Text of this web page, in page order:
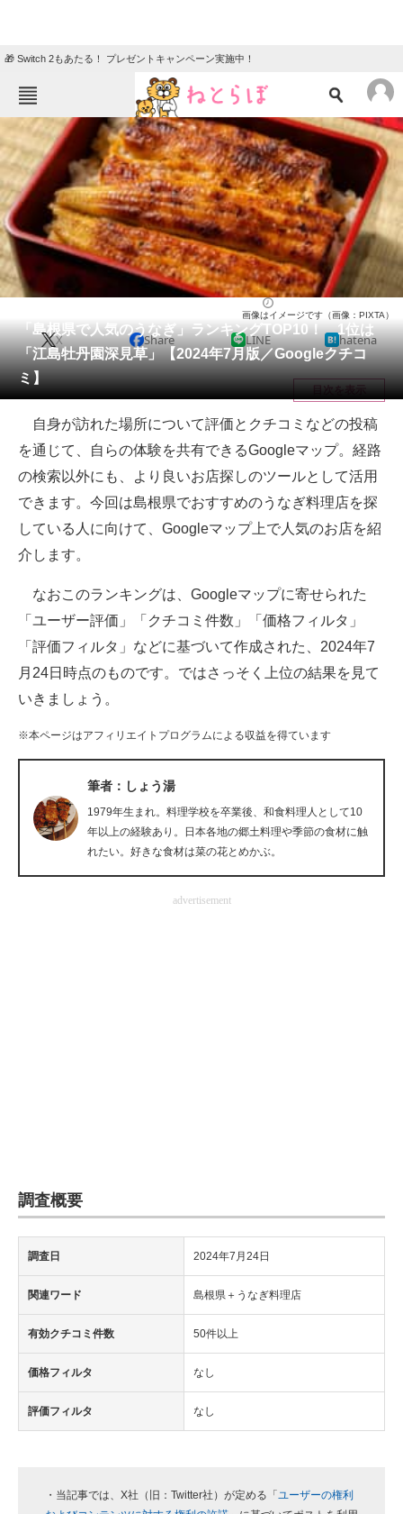
🎁 Switch 2もあたる！ プレゼントキャンペーン実施中！
ねとらぼメニュー
TOP ニュース
エンタメ クイズ
グルメ 地域
住まい 教育・育児
動物 リサーチ
会員記事
メディア
注目記事を集めた総合ページ
ITの今と未来を見通す
スマホと通信の最新トレンド
進化するPCとデバイスの未来
好きが集まる 比べて選べる
ビジネスと働き方のヒント
企業ITのトレンドを詳説
ITエンジニア向け専門サイト
企業向けIT製品の総合サイト
製造業のIT導入・活用を支援
「島根県で人気のうなぎ」ランキングTOP10！ 1位は
「江島牡丹園深見草」【2024年7月版／Googleクチコ
ミ】
画像はイメージです（画像：PIXTA）
X Share LINE hatena
目次を表示
自身が訪れた場所について評価とクチコミなどの投稿
を通じて、自らの体験を共有できるGoogleマップ。経路
の検索以外にも、より良いお店探しのツールとして活用
できます。今回は島根県でおすすめのうなぎ料理店を探
している人に向けて、Googleマップ上で人気のお店を紹
介します。
なおこのランキングは、Googleマップに寄せられた
「ユーザー評価」「クチコミ件数」「価格フィルタ」
「評価フィルタ」などに基づいて作成された、2024年7
月24日時点のものです。ではさっそく上位の結果を見て
いきましょう。
※本ページはアフィリエイトプログラムによる収益を得ています
筆者：しょう湯
1979年生まれ。料理学校を卒業後、和食料理人として10
年以上の経験あり。日本各地の郷土料理や季節の食材に触
れたい。好きな食材は菜の花とめかぶ。
advertisement
調査概要
調査日 2024年7月24日
関連ワード 島根県＋うなぎ料理店
有効クチコミ件数 50件以上
価格フィルタ なし
評価フィルタ なし
・当記事では、X社（旧：Twitter社）が定める「 ユーザーの権利